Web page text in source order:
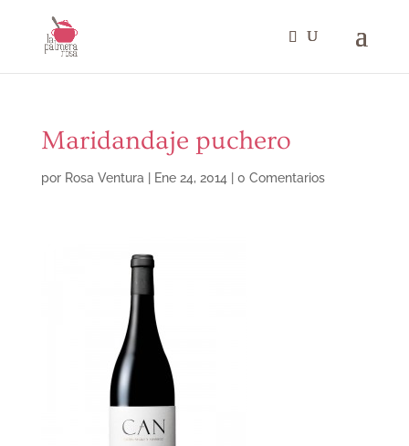
Maridandaje puchero
por Rosa Ventura Ene 24, 2014 0 Comentarios